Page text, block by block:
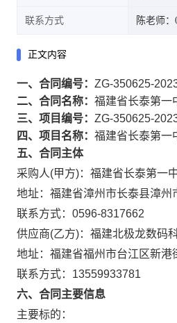
联系方式 陈老师：
正文内容
一、合同编号： ZG-350625-
二、合同名称： 福建省长泰第一
三、项目编号： ZG-350625-
四、项目名称： 福建省长泰第一
五、合同主体
采购人(甲方)：福建省长泰第一
地址：福建省漳州市长泰县漳
联系方式：0596-8317662
供应商(乙方)：福建北极龙数码
地址：福建省福州市台江区新
联系方式：13559933781
六、合同主要信息
主要标的：